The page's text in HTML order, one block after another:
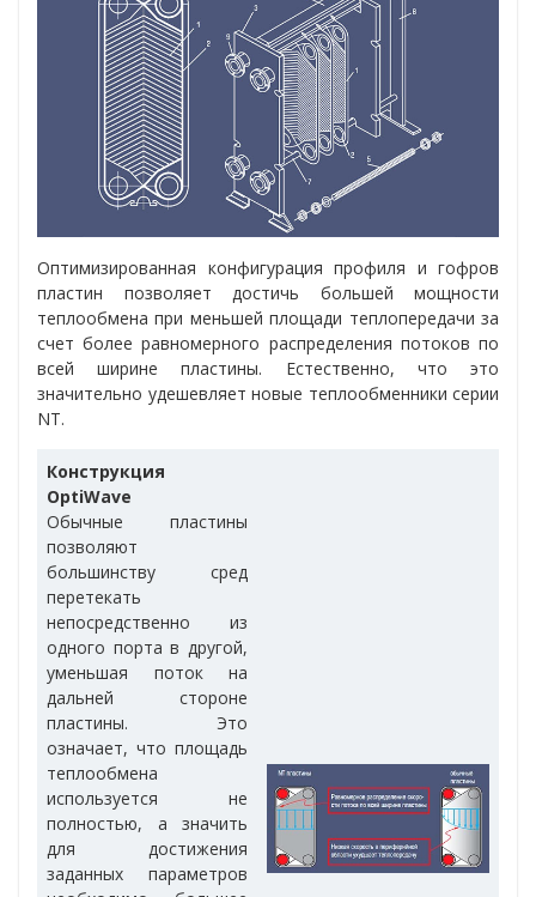
Оптимизированная конфигурация профиля и гофров
пластин позволяет достичь большей мощности
теплообмена при меньшей площади теплопередачи за
счет более равномерного распределения потоков по
всей ширине пластины. Естественно, что это
значительно удешевляет новые теплообменники серии
NT.
Конструкция
OptiWave
Обычные пластины
позволяют
большинству сред
перетекать
непосредственно из
одного порта в другой,
уменьшая поток на
дальней стороне
пластины. Это
означает, что площадь
теплообмена
используется не
полностью, а значить
для достижения
заданных параметров